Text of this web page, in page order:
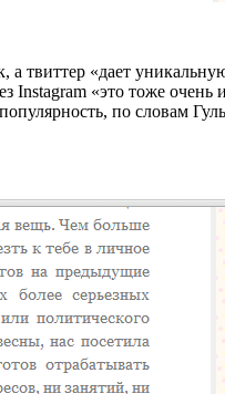
а твиттер «дает
Instagram «это тоже
по словам